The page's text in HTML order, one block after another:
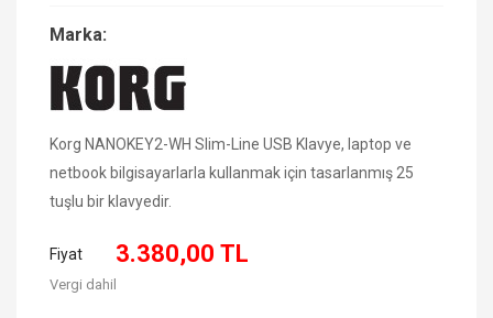
Marka:
Korg NANOKEY2-WH Slim-Line USB Klavye, laptop ve
netbook bilgisayarlarla kullanmak için tasarlanmış 25
tuşlu bir klavyedir.
Fiyat 3.380,00 TL
Vergi dahil